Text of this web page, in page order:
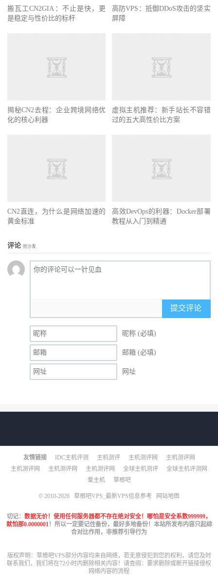
搬瓦工CN2GIA：不止是快，更
是稳定与性价比的标杆
高防VPS：抵御DDoS攻击的坚实
屏障
揭秘CN2去程：企业跨境网络优
化的核心利器
虚拟主机推荐：新手站长不容错
过的五大高性价比方案
CN2直连，为什么是网络加速的
黄金标准
高效DevOps的利器：Docker部署
教程从入门到精通
评论 抢沙发
提交评论
昵称 (必填)
邮箱 (必填)
网址
友情链接 IDC主机评测 主机测评 主机测评网
主机测评网
主机测评网
主机测评网 主机测评网 全球主机测评
全球主机评测网
爱主机
草根吧
© 2010-2026 草根吧VPS_最新VPS信息参考 网站地图
切记： 数据无价！使用任何服务器都不存在绝对安全！哪怕是安全系数999999，
就怕那0.0000001！所以一定要记住备份，最好多地备份！本站所发布内容只起综
合对比作用，非推荐引导行为
版权声明：草根吧VPS部分内容均来自网络，若无意侵犯到您的权利，请您及时
联系我们，我们将在72小时内删除相关内容！请查阅： 要求删除或断开链接侵权
网络内容的流程